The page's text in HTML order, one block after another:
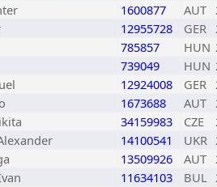
1600877 AUT
12955728 GER
785857 HUN
739049 HUN
12924008 GER
1673688 AUT
34159983 CZE
14100541 UKR
13509926 AUT
11634103 BUL